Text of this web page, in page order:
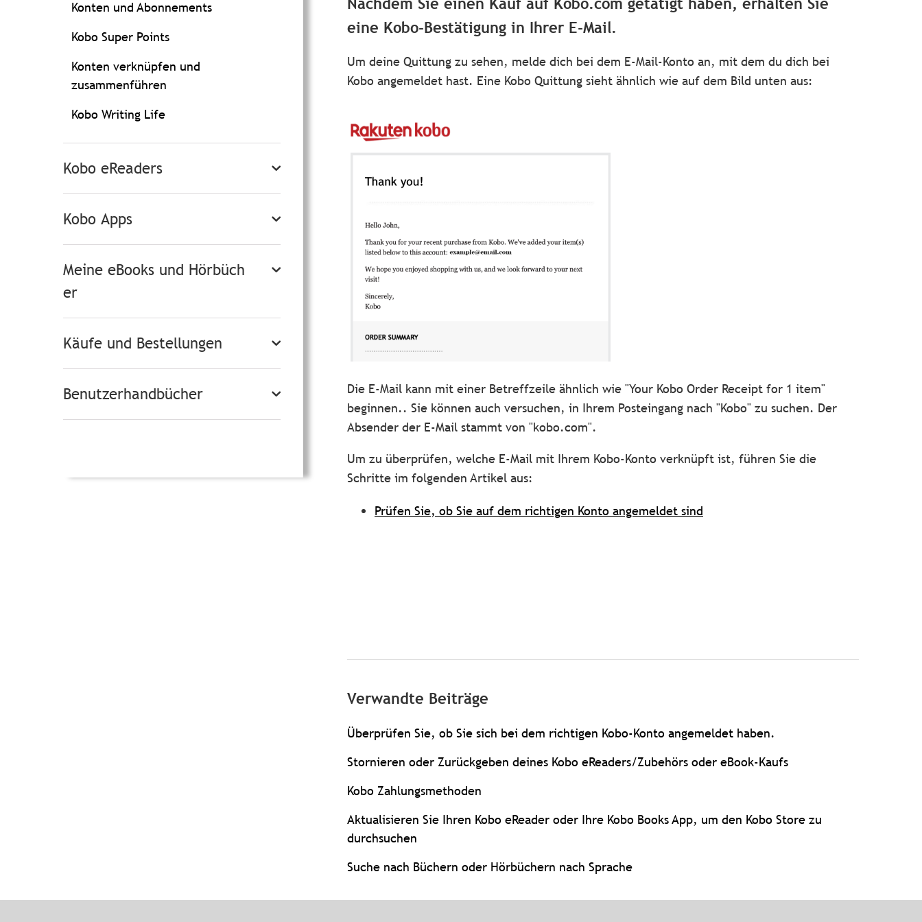
Konten und Abonnements
Kobo Super Points
Konten verknüpfen und
zusammenführen
Kobo Writing Life
Kobo eReaders
Kobo Apps
Meine eBooks und Hörbüch
er
Käufe und Bestellungen
Benutzerhandbücher
Nachdem Sie einen Kauf auf Kobo.com getätigt haben, erhalten Sie
eine Kobo-Bestätigung in Ihrer E-Mail.
Um deine Quittung zu sehen, melde dich bei dem E-Mail-Konto an, mit dem du dich bei
Kobo angemeldet hast. Eine Kobo Quittung sieht ähnlich wie auf dem Bild unten aus:
Die E-Mail kann mit einer Betreffzeile ähnlich wie "Your Kobo Order Receipt for 1 item"
beginnen.. Sie können auch versuchen, in Ihrem Posteingang nach "Kobo" zu suchen. Der
Absender der E-Mail stammt von "kobo.com".
Um zu überprüfen, welche E-Mail mit Ihrem Kobo-Konto verknüpft ist, führen Sie die
Schritte im folgenden Artikel aus:
Prüfen Sie, ob Sie auf dem richtigen Konto angemeldet sind
Verwandte Beiträge
Überprüfen Sie, ob Sie sich bei dem richtigen Kobo-Konto angemeldet haben.
Stornieren oder Zurückgeben deines Kobo eReaders/Zubehörs oder eBook-Kaufs
Kobo Zahlungsmethoden
Aktualisieren Sie Ihren Kobo eReader oder Ihre Kobo Books App, um den Kobo Store zu
durchsuchen
Suche nach Büchern oder Hörbüchern nach Sprache